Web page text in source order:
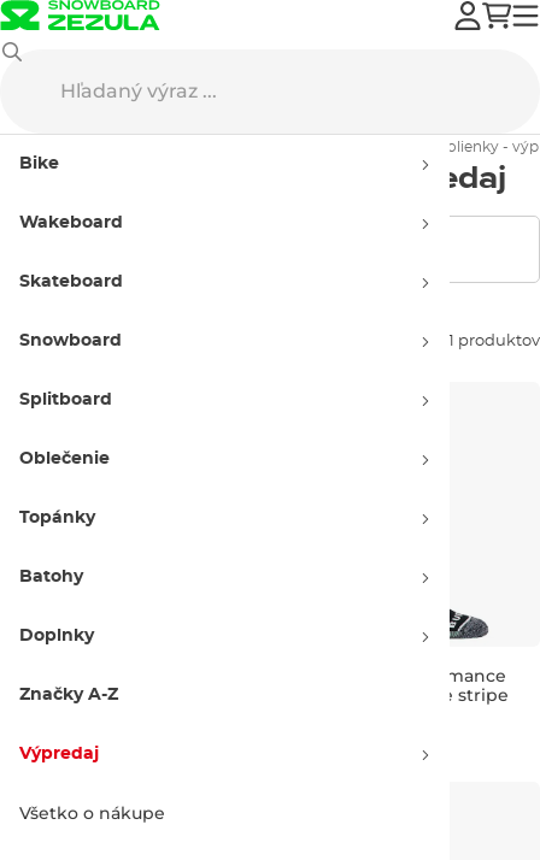
Bike
Wakeboard
Skateboard
Snowboard
Splitboard
Oblečenie
Topánky
Batohy
Doplnky
Značky A-Z
Výpredaj
Všetko o nákupe
Dámske podkolienky -
Dámske podkolienky - výpredaj
Zoradiť podľa: 11 produktov
Zľava -21 %
S/M
Ultralight true black
Burton Wms Performance
Midweight soft sage stripe